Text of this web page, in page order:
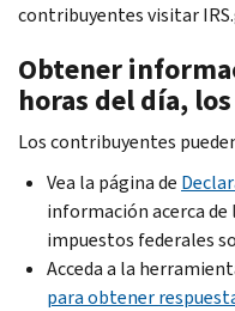
contribuyentes visitar
Obtener
horas del día,
Los contribuyentes
Vea la página de
información acerca de
impuestos federales
Acceda a la
para obtener